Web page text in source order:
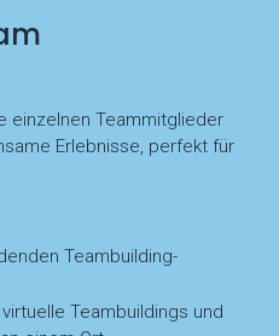
einzelnen Teammitglieder
Erlebnisse, perfekt für
Teambuilding-
Teambuildings und